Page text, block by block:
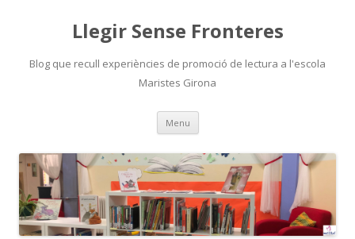
Llegir Sense Fronteres
Blog que recull experiències de promoció de lectura a l'escola
Maristes Girona
Menu Skip
content